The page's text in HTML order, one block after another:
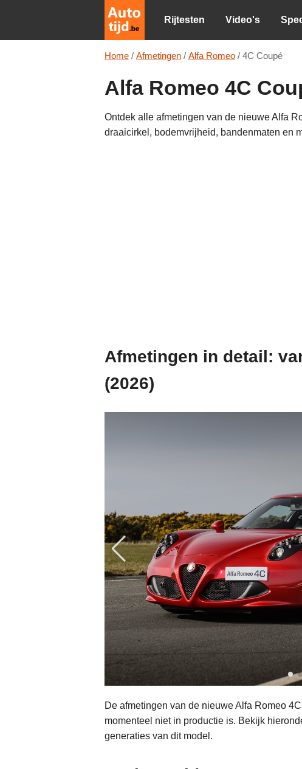
Rijtesten Video's
Home / Afmetingen / Alfa Romeo / 4C Coupé
Alfa Romeo 4C
Ontdek alle afmetingen van de nieuwe Alfa
draaicirkel, bodemvrijheid, bandenmaten en
Afmetingen in detail:
(2026)
De afmetingen van de nieuwe Alfa Romeo
momenteel niet in productie is. Bekijk
generaties van dit model.